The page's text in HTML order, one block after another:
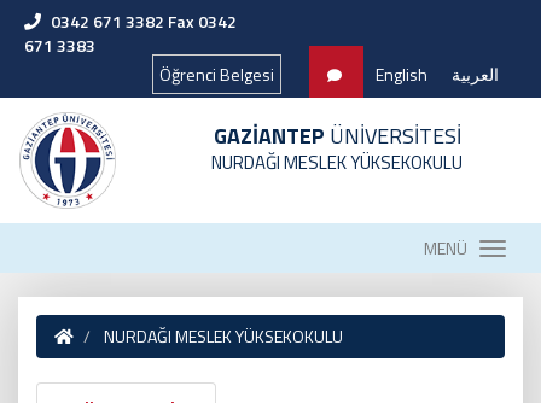
0342 671 3382 Fax 0342
671 3383
Öğrenci Belgesi
English العربية
GAZİANTEP ÜNİVERSİTESİ
NURDAĞI MESLEK YÜKSEKOKULU
MENÜ
NURDAĞI MESLEK YÜKSEKOKULU